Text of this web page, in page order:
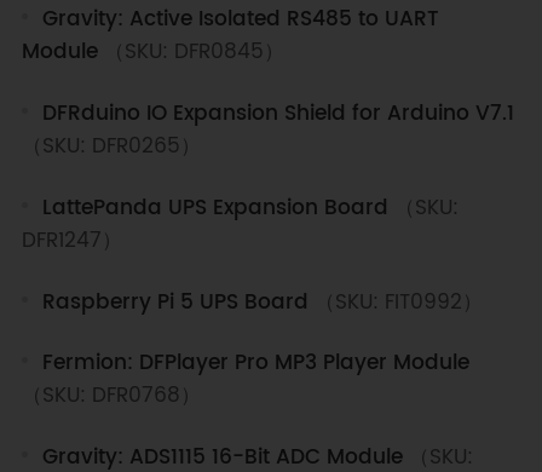
Gravity: Active Isolated RS485 to UART
Module （SKU: DFR0845）
DFRduino IO Expansion Shield for Arduino V7.1
（SKU: DFR0265）
LattePanda UPS Expansion Board
（SKU:
DFR1247）
Raspberry Pi 5 UPS Board
（SKU: FIT0992）
Fermion: DFPlayer Pro MP3 Player Module
（SKU: DFR0768）
Gravity: ADS1115 16-Bit ADC Module （SKU: